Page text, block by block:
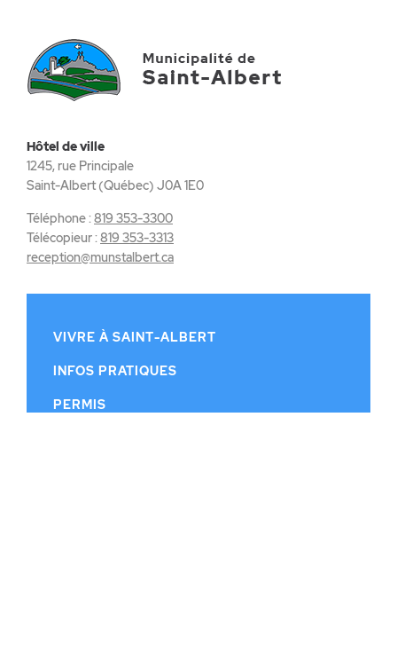
Hôtel de ville
1245, rue Principale
Saint-Albert (Québec) J0A 1E0
Téléphone :819 353-3300
Télécopieur :819 353-3313
reception@munstalbert.ca
VIVRE À SAINT-ALBERT
INFOS PRATIQUES
PERMIS